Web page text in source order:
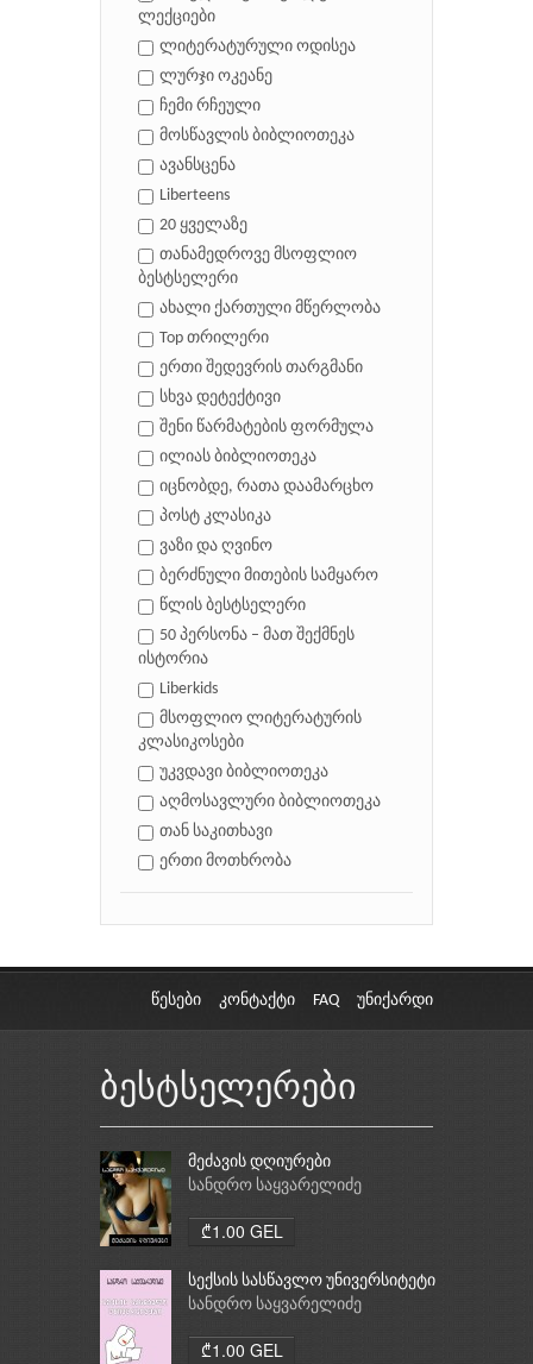
ლექციები
ლიტერატურული ოდისეა
ლურჯი ოკეანე
ჩემი რჩეული
მოსწავლის ბიბლიოთეკა
ავანსცენა
Liberteens
20 ყველაზე
თანამედროვე მსოფლიო
ბესტსელერი
ახალი ქართული მწერლობა
Top თრილერი
ერთი შედევრის თარგმანი
სხვა დეტექტივი
შენი წარმატების ფორმულა
ილიას ბიბლიოთეკა
იცნობდე, რათა დაამარცხო
პოსტ კლასიკა
ვაზი და ღვინო
ბერძნული მითების სამყარო
წლის ბესტსელერი
50 პერსონა – მათ შექმნეს
ისტორია
Liberkids
მსოფლიო ლიტერატურის
კლასიკოსები
უკვდავი ბიბლიოთეკა
აღმოსავლური ბიბლიოთეკა
თან საკითხავი
ერთი მოთხრობა
წესები კონტაქტი FAQ უნიქარდი
ბესტსელერები
მეძავის დღიურები
სანდრო საყვარელიძე
₾1.00 GEL
სექსის სასწავლო უნივერსიტეტი
სანდრო საყვარელიძე
₾1.00 GEL